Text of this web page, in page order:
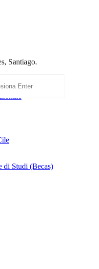
Santiago.
di Studi (Becas)